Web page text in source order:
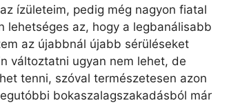
ízületeim, pedig még nagyon fiatal
lehetséges az, hogy a legbanálisabb
az újabbnál újabb sérüléseket
változtatni ugyan nem lehet, de
tenni, szóval természetesen azon
bokaszalagszakadásból már